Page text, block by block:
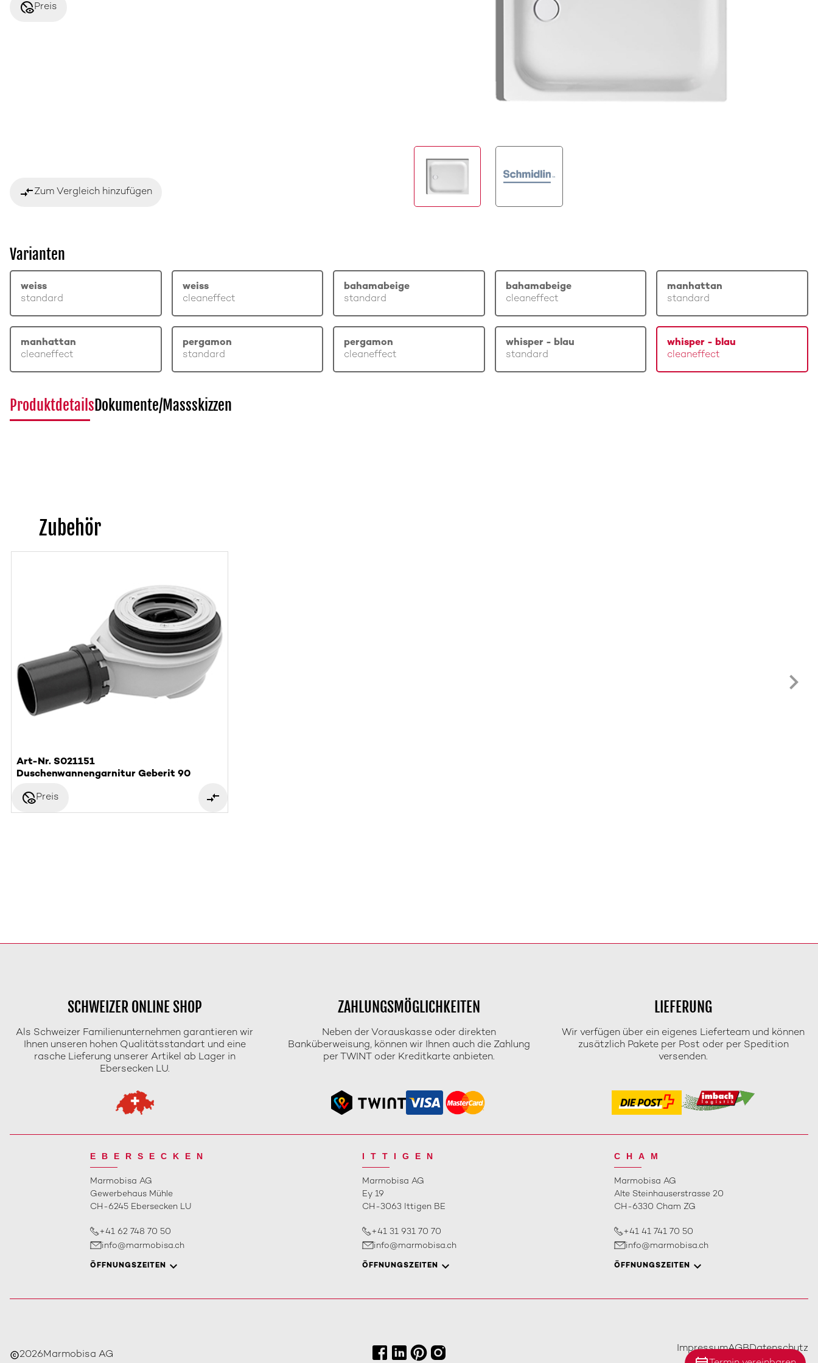
disabled_visiblePreis
compare_arrowsZum Vergleich hinzufügen
Varianten
weiss
standard
weiss
cleaneffect
bahamabeige
standard
bahamabeige
cleaneffect
manhattan
standard
manhattan
cleaneffect
pergamon
standard
pergamon
cleaneffect
whisper - blau
standard
whisper - blau
cleaneffect
ProduktdetailsDokumente/Massskizzen
Zubehör
Art-Nr. S021151
Duschenwannengarnitur Geberit 90
disabled_visiblePreis
SCHWEIZER ONLINE SHOP
Als Schweizer Familienunternehmen garantieren wir
Ihnen unseren hohen Qualitätsstandart und eine
rasche Lieferung unserer Artikel ab Lager in
Ebersecken LU.
ZAHLUNGSMÖGLICHKEITEN
Neben der Vorauskasse oder direkten
Banküberweisung, können wir Ihnen auch die Zahlung
per TWINT oder Kreditkarte anbieten.
LIEFERUNG
Wir verfügen über ein eigenes Lieferteam und können
zusätzlich Pakete per Post oder per Spedition
versenden.
EBERSECKEN
Marmobisa AG
Gewerbehaus Mühle
CH-6245 Ebersecken LU
+41 62 748 70 50
info@marmobisa.ch
ÖFFNUNGSZEITEN
ITTIGEN
Marmobisa AG
Ey 19
CH-3063 Ittigen BE
+41 31 931 70 70
info@marmobisa.ch
ÖFFNUNGSZEITEN
CHAM
Marmobisa AG
Alte Steinhauserstrasse 20
CH-6330 Cham ZG
+41 41 741 70 50
info@marmobisa.ch
ÖFFNUNGSZEITEN
copyright2026Marmobisa AG
ImpressumAGBDatenschutz